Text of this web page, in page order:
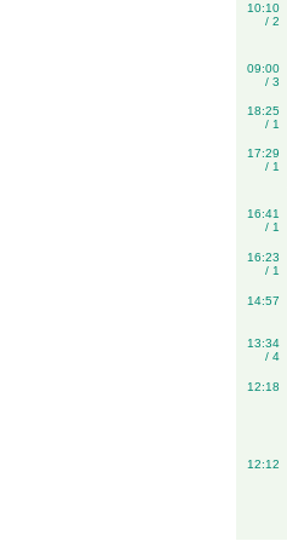
10:10
/ 2
09:00
/ 3
18:25
/ 1
17:29
/ 1
16:41
/ 1
16:23
/ 1
14:57
13:34
/ 4
12:18
12:12